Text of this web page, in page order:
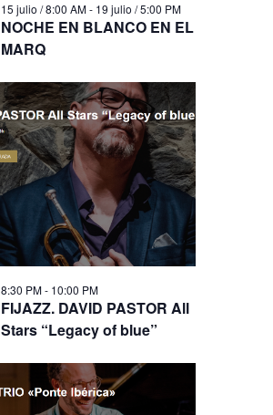
NOCHE EN BLANCO EN EL
MARQ
15 julio / 8:00 AM- 19 julio / 5:00 PM
FIJAZZ. DAVID PASTOR All
Stars “Legacy of blue”
8:30 PM- 10:00 PM